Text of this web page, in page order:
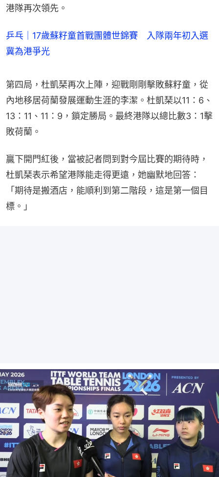
港隊再次領先。
乒乓｜17歲蘇籽童首戰團體世錦賽 入隊兩年初入選
冀為港爭光
第四局，杜凱琹再次上陣，迎戰剛剛擊敗蘇籽童，從
內地移居荷蘭發展運動生涯的李潔。杜凱琹以11：6、
13：11、11：9，鎖定勝局。最終港隊以總比數3：1擊
敗荷蘭。
贏下開門紅後，當被記者問到對今屆比賽的期待時，
杜凱琹表示希望港隊能走得更遠，她幽默地回答：
「期待是搬酒店，能順利到第二階段，這是第一個目
標。」